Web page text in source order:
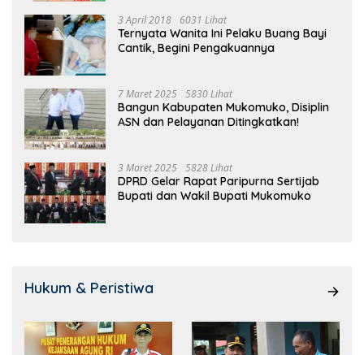
3 April 2018 6031 Lihat
Ternyata Wanita Ini Pelaku Buang Bayi
Cantik, Begini Pengakuannya
7 Maret 2025 5830 Lihat
Bangun Kabupaten Mukomuko, Disiplin
ASN dan Pelayanan Ditingkatkan!
3 Maret 2025 5828 Lihat
DPRD Gelar Rapat Paripurna Sertijab
Bupati dan Wakil Bupati Mukomuko
Hukum & Peristiwa